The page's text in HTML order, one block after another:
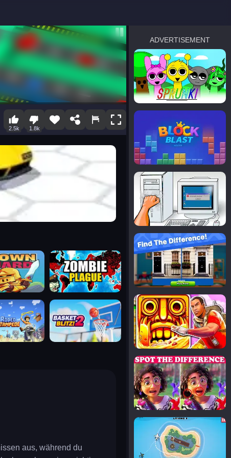
2.5k 1.8k
zombie plague
basket blitz
aus, während du
ADVERTISEMENT
sprunki
Blocky Blast!
smash it
notice the difference
temple run 2
spot the differences
silly sky